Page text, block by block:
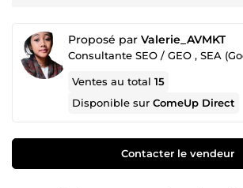
Proposé par Valerie_AVMKT
Ventes au total15
Disponible surComeUp Direct
Contacter le vendeur